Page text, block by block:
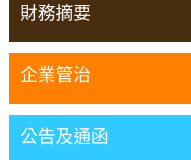
財務摘要
企業管治
公告及通函